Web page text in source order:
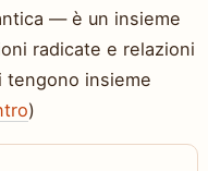
— è un insieme
radicate e relazioni
tengono insieme
)